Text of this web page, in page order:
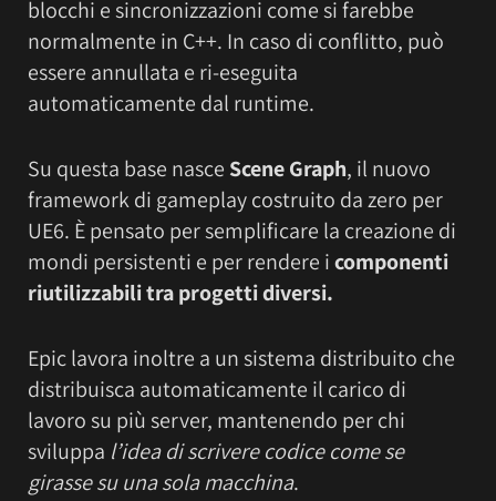
blocchi e sincronizzazioni come si farebbe
normalmente in C++. In caso di conflitto, può
essere annullata e ri-eseguita
automaticamente dal runtime.
Su questa base nasce Scene Graph, il nuovo
framework di gameplay costruito da zero per
UE6. È pensato per semplificare la creazione di
mondi persistenti e per rendere icomponenti
riutilizzabili tra progetti diversi.
Epic lavora inoltre a un sistema distribuito che
distribuisca automaticamente il carico di
lavoro su più server, mantenendo per chi
sviluppa l’idea di scrivere codice come se
girasse su una sola macchina.